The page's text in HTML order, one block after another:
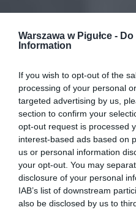
Warszawa w Pigułce -
Information
If you wish to opt-out of the
processing of your personal
targeted advertising by us,
section to confirm your
opt-out request is processed
interest-based ads based on
us or personal information
your opt-out. You may
disclosure of your personal
IAB’s list of downstream
also be disclosed by us to